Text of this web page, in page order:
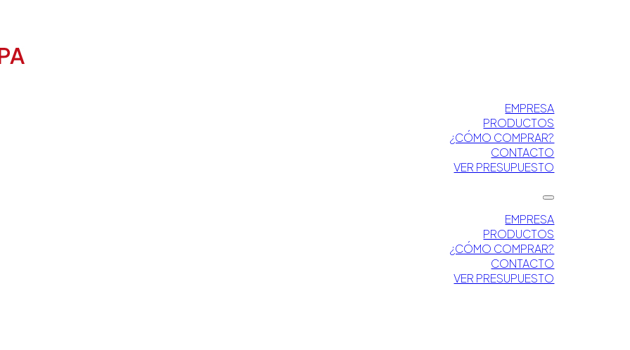
EMPRESA
PRODUCTOS
¿CÓMO COMPRAR?
CONTACTO
VER PRESUPUESTO
EMPRESA
PRODUCTOS
¿CÓMO COMPRAR?
CONTACTO
VER PRESUPUESTO